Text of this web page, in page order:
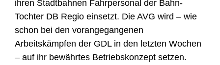
ihren Stadtbahnen Fahrpersonal der Bahn-
Tochter DB Regio einsetzt. Die AVG wird – wie
schon bei den vorangegangenen
Arbeitskämpfen der GDL in den letzten Wochen
– auf ihr bewährtes Betriebskonzept setzen.